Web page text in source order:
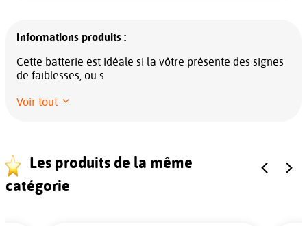
Informations produits :
Cette batterie est idéale si la vôtre présente des signes
de faiblesses, ou s
Voir tout
Les produits de la même
catégorie